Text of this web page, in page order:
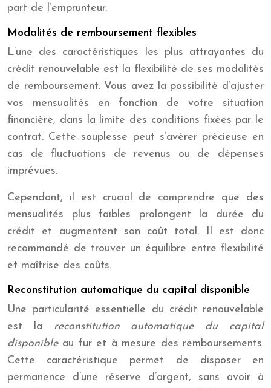
part de l’emprunteur.
Modalités de remboursement flexibles
L’une des caractéristiques les plus attrayantes du
crédit renouvelable est la flexibilité de ses modalités
de remboursement. Vous avez la possibilité d’ajuster
vos mensualités en fonction de votre situation
financière, dans la limite des conditions fixées par le
contrat. Cette souplesse peut s’avérer précieuse en
cas de fluctuations de revenus ou de dépenses
imprévues.
Cependant, il est crucial de comprendre que des
mensualités plus faibles prolongent la durée du
crédit et augmentent son coût total. Il est donc
recommandé de trouver un équilibre entre flexibilité
et maîtrise des coûts.
Reconstitution automatique du capital disponible
Une particularité essentielle du crédit renouvelable
est la reconstitution automatique du capital
disponible au fur et à mesure des remboursements.
Cette caractéristique permet de disposer en
permanence d’une réserve d’argent, sans avoir à